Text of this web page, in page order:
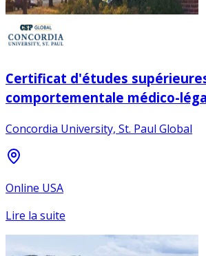
Certificat d'études
comportementale médico-
Concordia University, St. Paul Global
Online USA
Lire la suite